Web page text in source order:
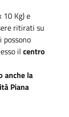
10 Kg) e
ritirati su
possono
il centro
anche la
Piana